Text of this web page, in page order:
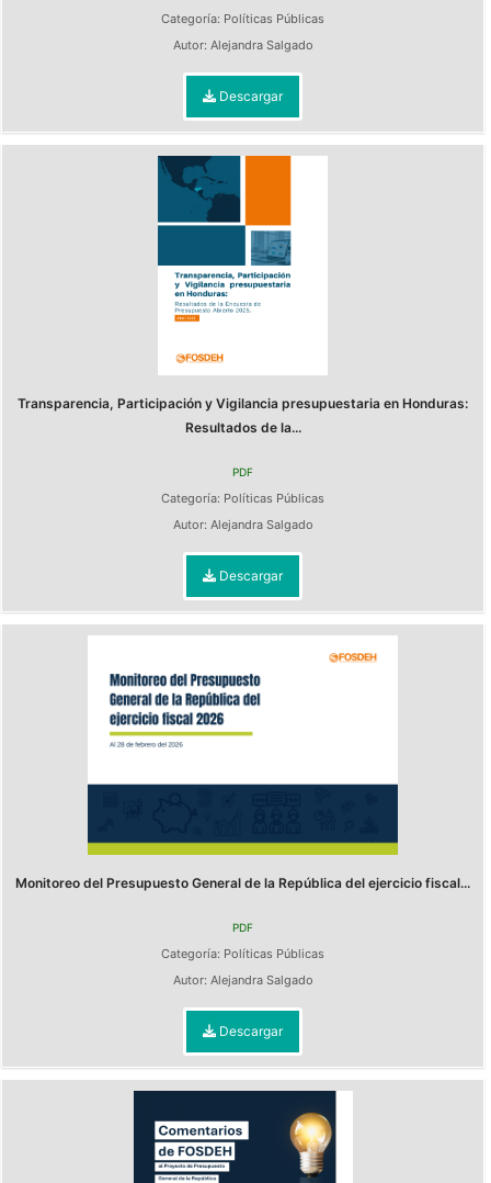
Categoría: Políticas Públicas
Autor: Alejandra Salgado
Descargar
Transparencia, Participación y Vigilancia presupuestaria en Honduras:
Resultados de la...
PDF
Categoría: Políticas Públicas
Autor: Alejandra Salgado
Descargar
Monitoreo del Presupuesto General de la República del ejercicio fiscal...
PDF
Categoría: Políticas Públicas
Autor: Alejandra Salgado
Descargar